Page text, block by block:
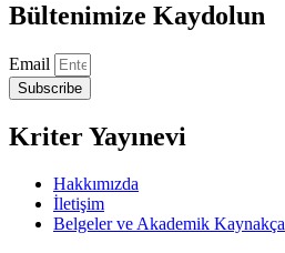
Bültenimize Kaydolun
Email
Subscribe
Kriter Yayınevi
Hakkımızda
İletişim
Belgeler ve Akademik Kaynakça